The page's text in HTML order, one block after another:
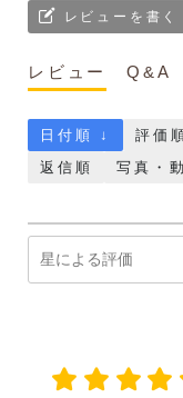
レビューを書く
レビュー Q&A
日付順 ↓ 評価
返信順
写真・